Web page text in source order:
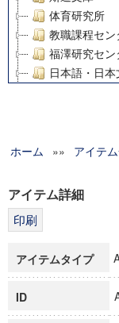
体育研究所
教職課程セン
福澤研究セン
日本語・日
グローバル
科学研究費補
博士課程教
ホーム »» アイテ
アイテム詳細
アイテムタイプ
ID